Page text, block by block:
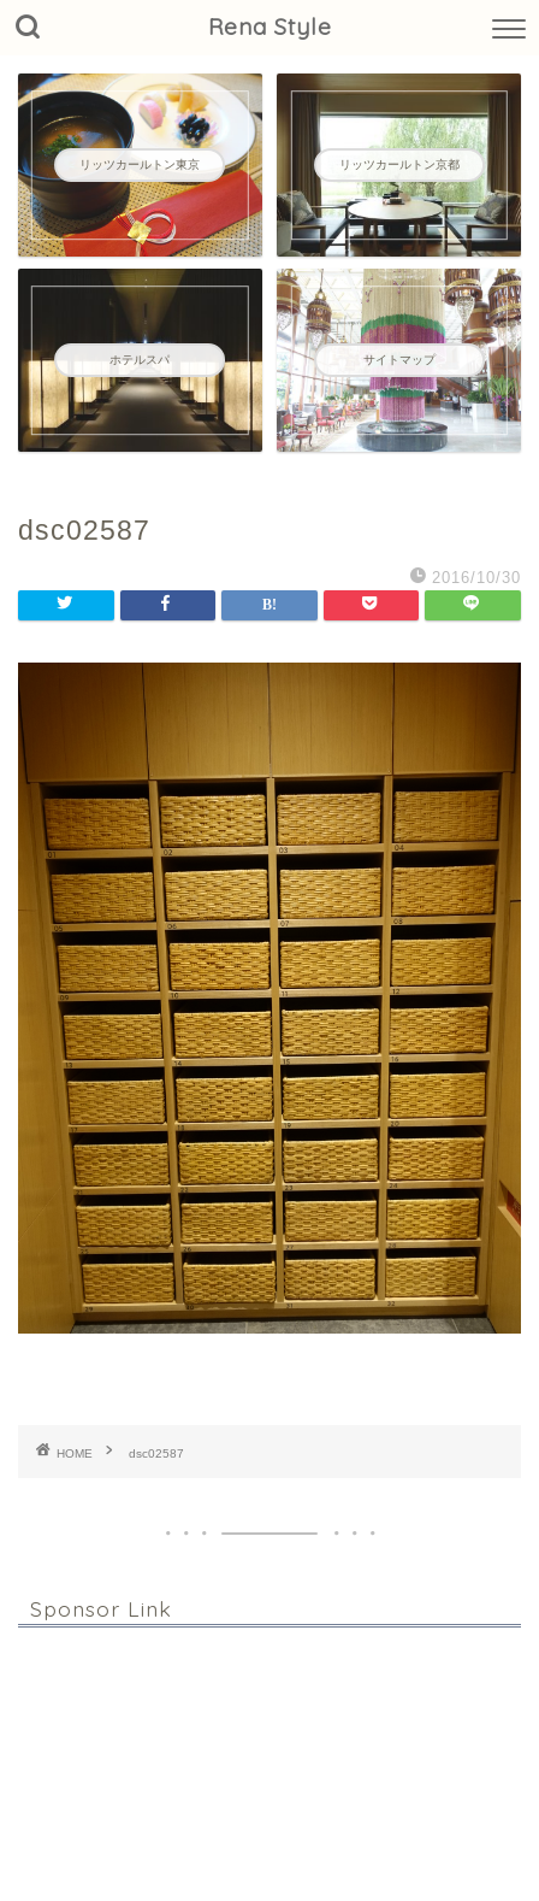
Rena Style
リッツカールトン東京 リッツカールトン京都
ホテルスパ サイトマップ
dsc02587
2016/10/30
HOME dsc02587
Sponsor Link